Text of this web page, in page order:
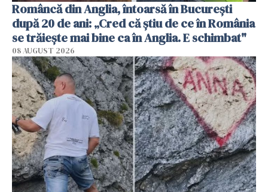
Româncă din Anglia, întoarsă în București
după 20 de ani: „Cred că știu de ce în România
se trăiește mai bine ca în Anglia. E schimbat"
08 AUGUST 2026